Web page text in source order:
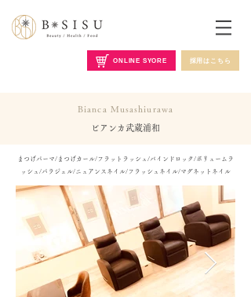
ONLINE SYORE 採用はこちら
Bianca Musashiurawa
ビアンカ武蔵浦和
まつげパーマ/まつげカール/フラットラッシュ/バインドロック/ボリュームラ
ッシュ/パラジェル/ニュアンスネイル/フラッシュネイル/マグネットネイル